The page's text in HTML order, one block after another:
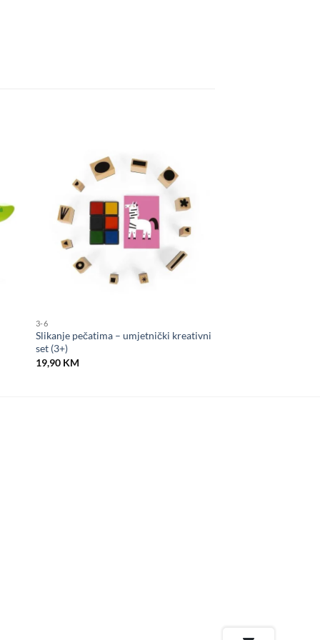
3-6
Slikanje pečatima – umjetnički kreativni
set (3+)
19,90 KM